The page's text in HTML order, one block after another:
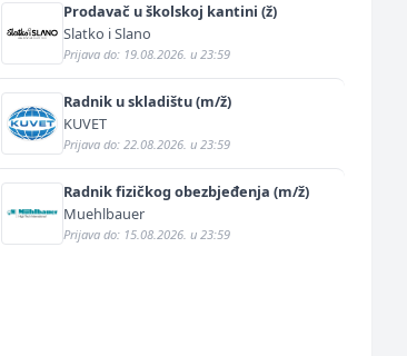
Prodavač u školskoj kantini (ž)
Slatko i Slano
Prijava do: 19.08.2026. u 23:59
Radnik u skladištu (m/ž)
KUVET
Prijava do: 22.08.2026. u 23:59
Radnik fizičkog obezbjeđenja (m/ž)
Muehlbauer
Prijava do: 15.08.2026. u 23:59